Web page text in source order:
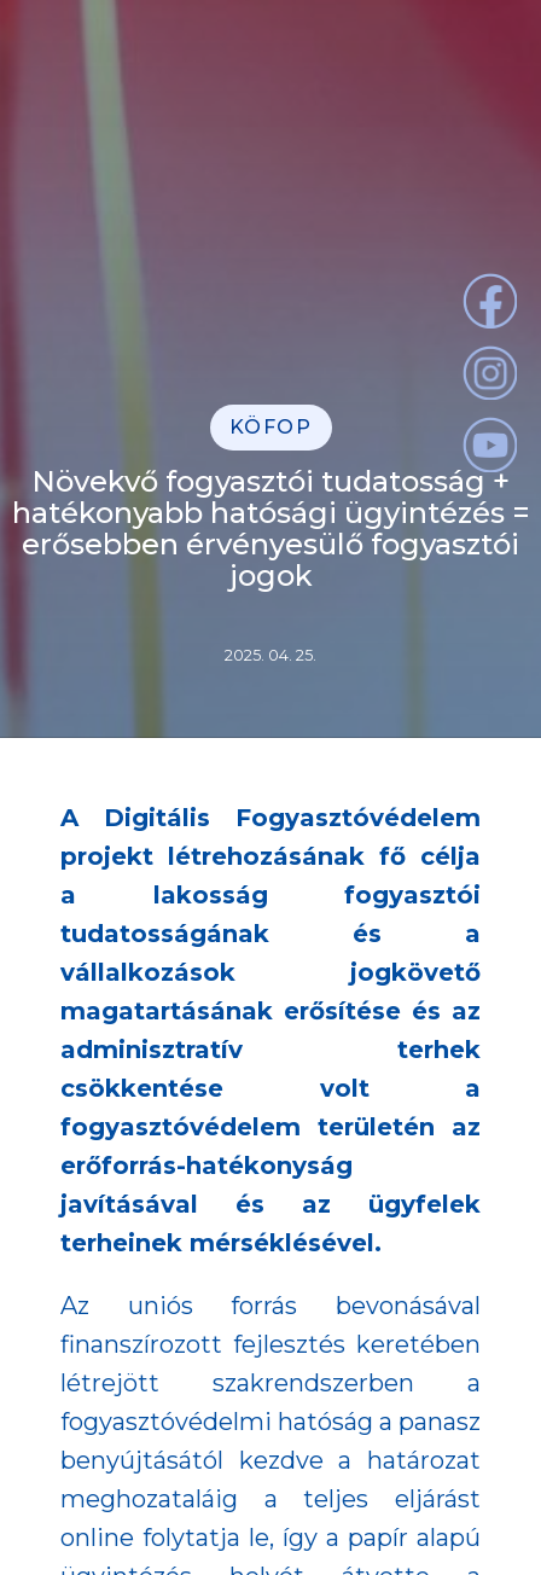
KÖFOP
Növekvő fogyasztói tudatosság +
hatékonyabb hatósági ügyintézés =
erősebben érvényesülő fogyasztói
jogok
2025. 04. 25.
A Digitális Fogyasztóvédelem
projekt létrehozásának fő célja
a lakosság fogyasztói
tudatosságának és a
vállalkozások jogkövető
magatartásának erősítése és az
adminisztratív terhek
csökkentése volt a
fogyasztóvédelem területén az
erőforrás-hatékonyság
javításával és az ügyfelek
terheinek mérséklésével.
Az uniós forrás bevonásával
finanszírozott fejlesztés keretében
létrejött szakrendszerben a
fogyasztóvédelmi hatóság a panasz
benyújtásától kezdve a határozat
meghozataláig a teljes eljárást
online folytatja le, így a papír alapú